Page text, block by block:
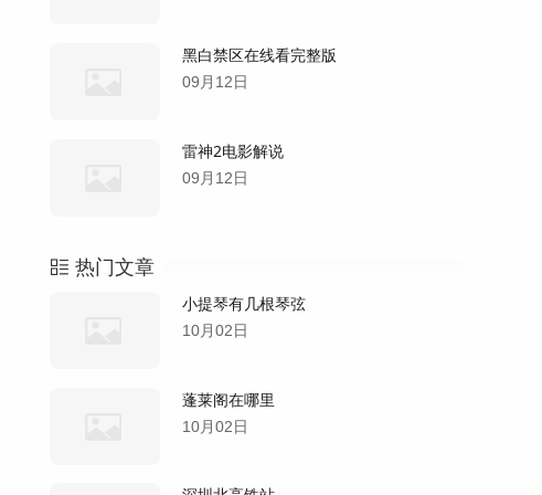
黑白禁区在线看完整版
09月12日
雷神2电影解说
09月12日
热门文章
小提琴有几根琴弦
10月02日
蓬莱阁在哪里
10月02日